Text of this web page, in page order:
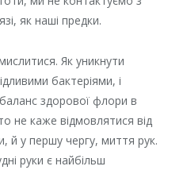
як наші предки.
Як уникнути
бактеріями, і
здорової флори в
не каже відмовлятися від
й у першу чергу, миття рук.
руки є найбільш